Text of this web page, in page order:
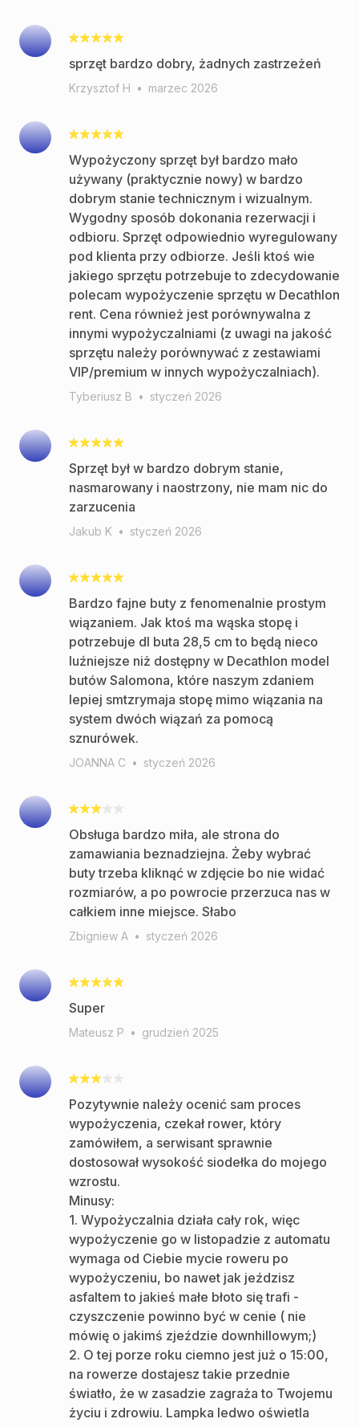
sprzęt bardzo dobry, żadnych zastrzeżeń
Krzysztof H • marzec 2026
Wypożyczony sprzęt był bardzo mało
używany (praktycznie nowy) w bardzo
dobrym stanie technicznym i wizualnym.
Wygodny sposób dokonania rezerwacji i
odbioru. Sprzęt odpowiednio wyregulowany
pod klienta przy odbiorze. Jeśli ktoś wie
jakiego sprzętu potrzebuje to zdecydowanie
polecam wypożyczenie sprzętu w Decathlon
rent. Cena również jest porównywalna z
innymi wypożyczalniami (z uwagi na jakość
sprzętu należy porównywać z zestawiami
VIP/premium w innych wypożyczalniach).
Tyberiusz B • styczeń 2026
Sprzęt był w bardzo dobrym stanie,
nasmarowany i naostrzony, nie mam nic do
zarzucenia
Jakub K • styczeń 2026
Bardzo fajne buty z fenomenalnie prostym
wiązaniem. Jak ktoś ma wąska stopę i
potrzebuje dl buta 28,5 cm to będą nieco
luźniejsze niż dostępny w Decathlon model
butów Salomona, które naszym zdaniem
lepiej smtzrymaja stopę mimo wiązania na
system dwóch wiązań za pomocą
sznurówek.
JOANNA C • styczeń 2026
Obsługa bardzo miła, ale strona do
zamawiania beznadziejna. Żeby wybrać
buty trzeba kliknąć w zdjęcie bo nie widać
rozmiarów, a po powrocie przerzuca nas w
całkiem inne miejsce. Słabo
Zbigniew A • styczeń 2026
Super
Mateusz P • grudzień 2025
Pozytywnie należy ocenić sam proces
wypożyczenia, czekał rower, który
zamówiłem, a serwisant sprawnie
dostosował wysokość siodełka do mojego
wzrostu.
Minusy:
1. Wypożyczalnia działa cały rok, więc
wypożyczenie go w listopadzie z automatu
wymaga od Ciebie mycie roweru po
wypożyczeniu, bo nawet jak jeździsz
asfaltem to jakieś małe błoto się trafi -
czyszczenie powinno być w cenie ( nie
mówię o jakimś zjeździe downhillowym;)
2. O tej porze roku ciemno jest już o 15:00,
na rowerze dostajesz takie przednie
światło, że w zasadzie zagraża to Twojemu
życiu i zdrowiu. Lampka ledwo oświetla